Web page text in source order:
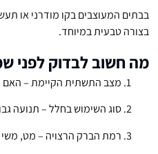
בבתים המעוצבים בקו מודרני או
בצורה טבעית במיוחד.
מה חשוב לבדוק לפני
מצב התשתית הקיימת – האם
סוג השימוש בחלל – תנועה
רמת הברק הרצויה – מט, משי